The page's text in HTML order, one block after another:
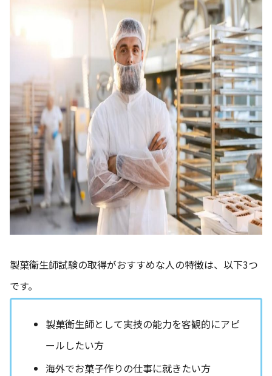
製菓衛生師試験の取得がおすすめな人の特徴は、以下3つ
です。
製菓衛生師として実技の能力を客観的にアピ
ールしたい方
海外でお菓子作りの仕事に就きたい方